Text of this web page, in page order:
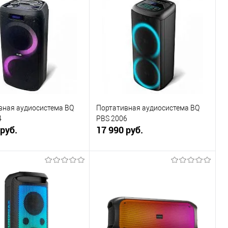
в 1 клик
К сравнению
В наличии
Купить в 1 клик
К сравнению
В избранное
В наличии
аудиосистема BQ
в 1 клик
К сравнению
В наличии
Портативная аудиосистема BQ
PBS 2006
17 990 руб.
В избранное
В наличии